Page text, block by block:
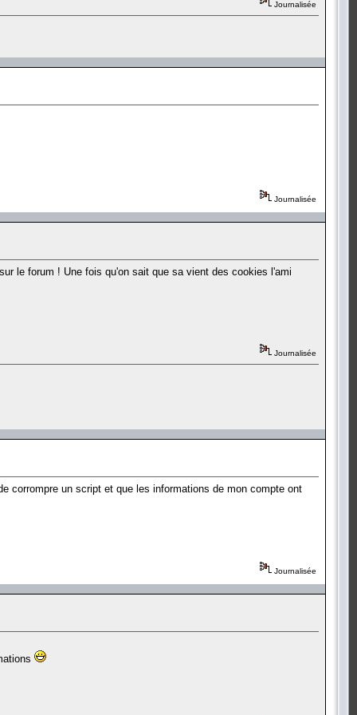
Journalisée
Journalisée
le forum ! Une fois qu'on sait que sa vient des cookies l'ami
Journalisée
corrompre un script et que les informations de mon compte ont
Journalisée